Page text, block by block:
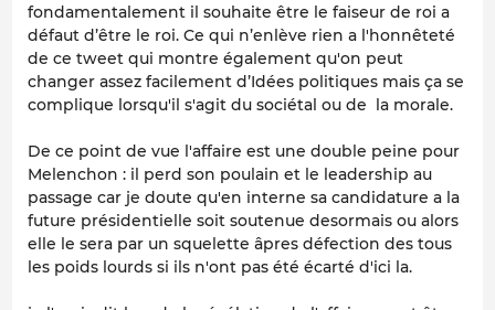
fondamentalement il souhaite être le faiseur de roi a
défaut d’être le roi. Ce qui n’enlève rien a l'honnêteté
de ce tweet qui montre également qu'on peut
changer assez facilement d’Idées politiques mais ça se
complique lorsqu'il s'agit du sociétal ou de la morale.
De ce point de vue l'affaire est une double peine pour
Melenchon : il perd son poulain et le leadership au
passage car je doute qu'en interne sa candidature a la
future présidentielle soit soutenue desormais ou alors
elle le sera par un squelette âpres défection des tous
les poids lourds si ils n'ont pas été écarté d'ici la.